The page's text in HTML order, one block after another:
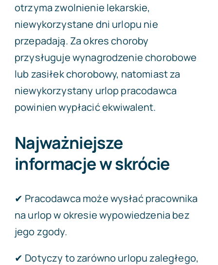
otrzyma zwolnienie lekarskie,
niewykorzystane dni urlopu nie
przepadają. Za okres choroby
przysługuje wynagrodzenie chorobowe
lub zasiłek chorobowy, natomiast za
niewykorzystany urlop pracodawca
powinien wypłacić ekwiwalent.
Najważniejsze
informacje w skrócie
✔ Pracodawca może wysłać pracownika
na urlop w okresie wypowiedzenia bez
jego zgody.
✔ Dotyczy to zarówno urlopu zaległego,